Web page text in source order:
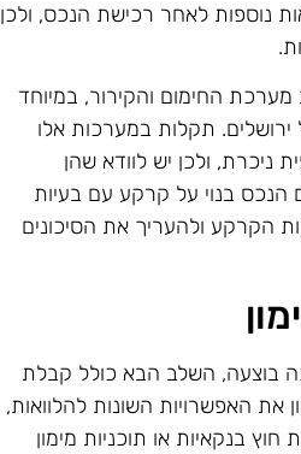
נוספות לאחר רכישת הנכס, ולכן
החימום והקירור, במיוחד
תקלות במערכות אלו
ולכן יש לוודא שהן
בנוי על קרקע עם בעיות
הקרקע ולהעריך את הסיכונים
בוצעה, השלב הבא כולל קבלת
את האפשרויות השונות להלוואות,
בנקאיות או תוכניות מימון